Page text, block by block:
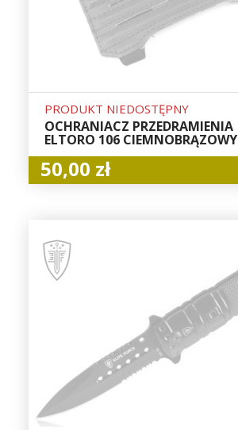
PRODUKT NIEDOSTĘPNY
OCHRANIACZ PRZEDRAMIENIA
ELTORO 106 CIEMNOBRĄZOWY
50,00 zł